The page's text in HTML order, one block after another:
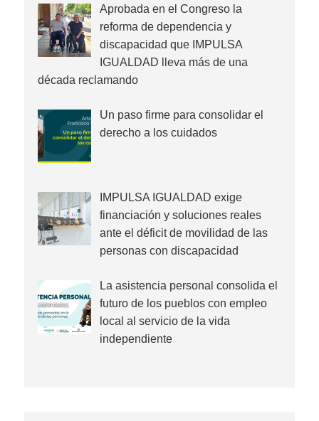
Aprobada en el Congreso la
reforma de dependencia y
discapacidad que IMPULSA
IGUALDAD lleva más de una
década reclamando
Un paso firme para consolidar el
derecho a los cuidados
IMPULSA IGUALDAD exige
financiación y soluciones reales
ante el déficit de movilidad de las
personas con discapacidad
La asistencia personal consolida el
futuro de los pueblos con empleo
local al servicio de la vida
independiente